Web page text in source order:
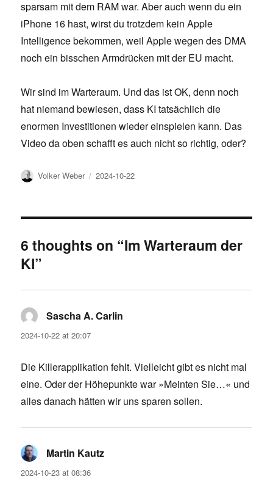
sparsam mit dem RAM war. Aber auch wenn du ein
iPhone 16 hast, wirst du trotzdem kein Apple
Intelligence bekommen, weil Apple wegen des DMA
noch ein bisschen Armdrücken mit der EU macht.
Wir sind im Warteraum. Und das ist OK, denn noch
hat niemand bewiesen, dass KI tatsächlich die
enormen Investitionen wieder einspielen kann. Das
Video da oben schafft es auch nicht so richtig, oder?
Author
Volker Weber
Posted
2024-10-22
6 thoughts on “Im Warteraum der
KI”
Sascha A. Carlin
2024-10-22 at 20:07
Die Killerapplikation fehlt. Vielleicht gibt es nicht mal
eine. Oder der Höhepunkte war »Meinten Sie…« und
alles danach hätten wir uns sparen sollen.
Martin Kautz
2024-10-23 at 08:36